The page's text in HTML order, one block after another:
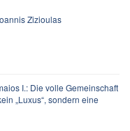
Zizioulas
I.: Die volle Gemeinschaft
„Luxus“, sondern eine